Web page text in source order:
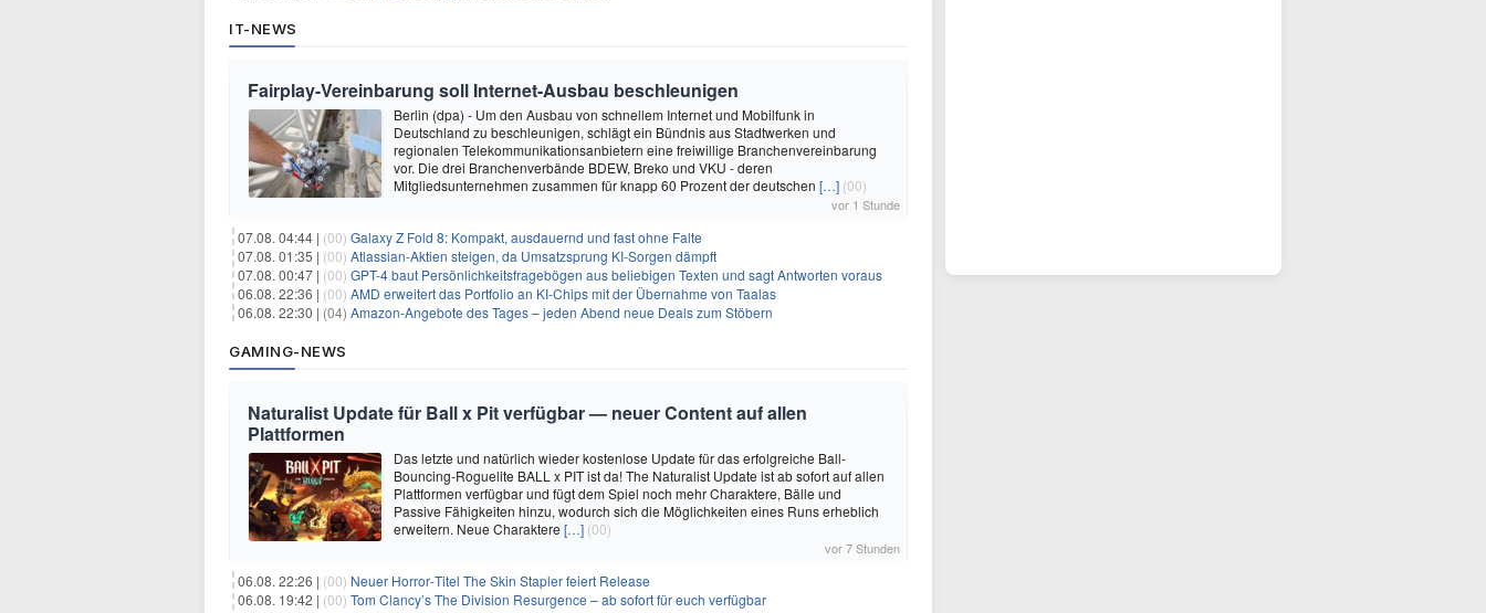
IT-NEWS
Fairplay-Vereinbarung soll Internet-Ausbau beschleunigen
Berlin (dpa) - Um den Ausbau von schnellem Internet und Mobilfunk in
Deutschland zu beschleunigen, schlägt ein Bündnis aus Stadtwerken und
regionalen Telekommunikationsanbietern eine freiwillige Branchenvereinbarung
vor. Die drei Branchenverbände BDEW, Breko und VKU - deren
Mitgliedsunternehmen zusammen für knapp 60 Prozent der deutschen […] (00)
vor 1 Stunde
07.08. 04:44 | (00) Galaxy Z Fold 8: Kompakt, ausdauernd und fast ohne Falte
07.08. 01:35 | (00) Atlassian-Aktien steigen, da Umsatzsprung KI-Sorgen dämpft
07.08. 00:47 | (00) GPT-4 baut Persönlichkeitsfragebögen aus beliebigen Texten und sagt Antworten voraus
06.08. 22:36 | (00) AMD erweitert das Portfolio an KI-Chips mit der Übernahme von Taalas
06.08. 22:30 | (04) Amazon-Angebote des Tages – jeden Abend neue Deals zum Stöbern
GAMING-NEWS
Naturalist Update für Ball x Pit verfügbar — neuer Content auf allen
Plattformen
Das letzte und natürlich wieder kostenlose Update für das erfolgreiche Ball-
Bouncing-Roguelite BALL x PIT ist da! The Naturalist Update ist ab sofort auf allen
Plattformen verfügbar und fügt dem Spiel noch mehr Charaktere, Bälle und
Passive Fähigkeiten hinzu, wodurch sich die Möglichkeiten eines Runs erheblich
erweitern. Neue Charaktere […] (00)
vor 7 Stunden
06.08. 22:26 | (00) Neuer Horror‑Titel The Skin Stapler feiert Release
06.08. 19:42 | (00) Tom Clancy’s The Division Resurgence – ab sofort für euch verfügbar